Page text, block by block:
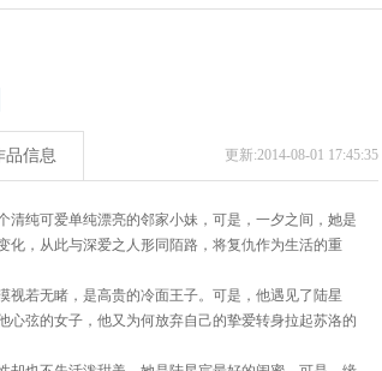
更新:2014-08-01 17:45:35
品信息
清纯可爱单纯漂亮的邻家小妹，可是，一夕之间，她是
化，从此与深爱之人形同陌路，将复仇作为生活的重
视若无睹，是高贵的冷面王子。可是，他遇见了陆星
心弦的女子，他又为何放弃自己的挚爱转身拉起苏洛的